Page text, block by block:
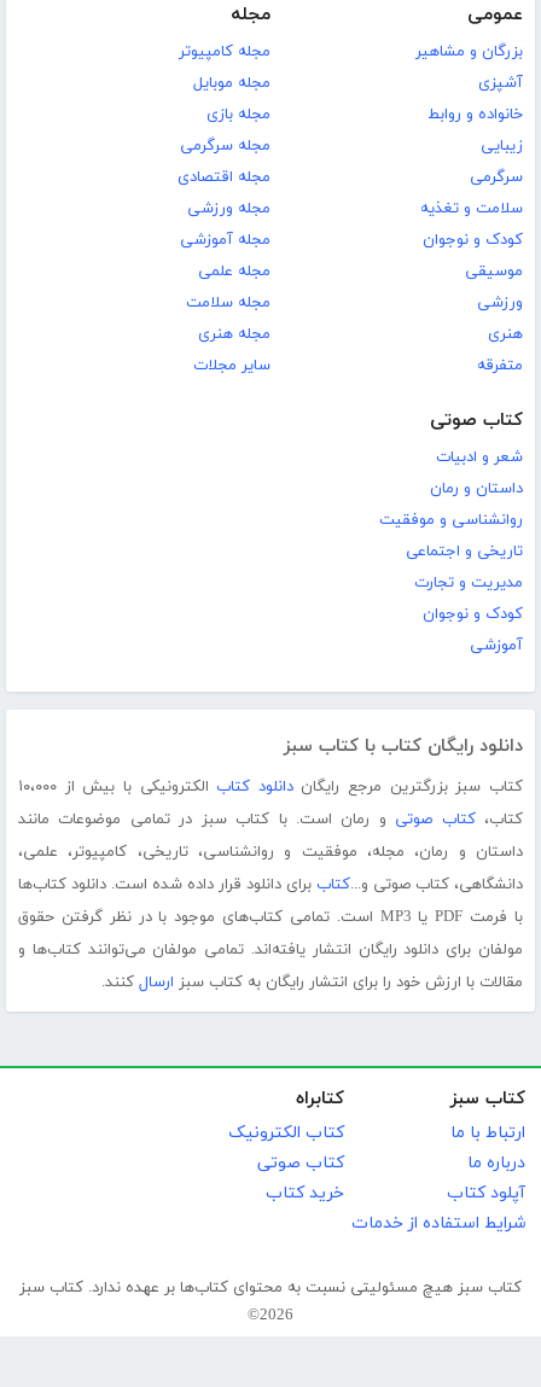
عمومی
بزرگان و مشاهیر
آشپزی
خانواده و روابط
زیبایی
سرگرمی
سلامت و تغذیه
کودک و نوجوان
موسیقی
ورزشی
هنری
متفرقه
مجله
مجله کامپیوتر
مجله موبایل
مجله بازی
مجله سرگرمی
مجله اقتصادی
مجله ورزشی
مجله آموزشی
مجله علمی
مجله سلامت
مجله هنری
سایر مجلات
کتاب صوتی
شعر و ادبیات
داستان و رمان
روانشناسی و موفقیت
تاریخی و اجتماعی
مدیریت و تجارت
کودک و نوجوان
آموزشی
دانلود رایگان کتاب با کتاب سبز
کتاب سبز بزرگترین مرجع رایگاندانلود کتاب
الکترونیکی با بیش از ۱۰،۰۰۰
کتاب،کتاب صوتی و رمان است. با کتاب سبز در تمامی موضوعات مانند
داستان و رمان، مجله، موفقیت و روانشناسی، تاریخی، کامپیوتر، علمی،
دانشگاهی، کتاب صوتی و...کتاب برای دانلود قرار داده شده است. دانلود کتاب‌ها
با فرمت PDF یا MP3 است. تمامی کتاب‌های موجود با در نظر گرفتن حقوق
مولفان برای دانلود رایگان انتشار یافته‌اند. تمامی مولفان می‌توانند کتاب‌ها و
مقالات با ارزش خود را برای انتشار رایگان به کتاب سبز ارسال کنند.
کتاب سبز
ارتباط با ما
درباره ما
آپلود کتاب
شرایط استفاده از خدمات
کتابراه
کتاب الکترونیک
کتاب صوتی
خرید کتاب
کتاب سبز هیچ مسئولیتی نسبت به محتوای کتاب‌ها بر عهده ندارد. کتاب سبز
2026©